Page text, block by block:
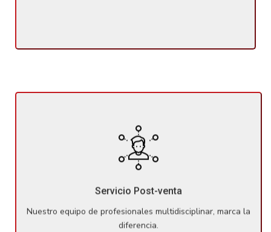
Servicio Post-venta
Nuestro equipo de profesionales multidisciplinar, marca la
diferencia.
Nuestro equipo de profesionales multidisciplinar, marca la
seguiremos tratándole con el mismo mimo en cualquier